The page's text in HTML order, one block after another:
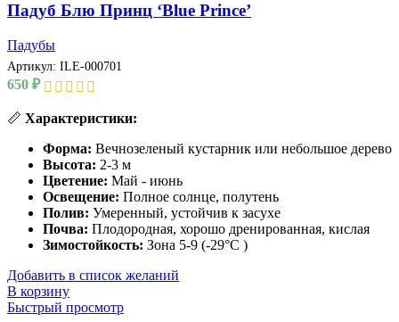
Падуб Блю Принц ‘Blue Prince’
Падубы
Артикул: ILE-000701
650 ₽
📏 Характеристики:
Форма: Вечнозеленый кустарник или небольшое дерево
Высота: 2-3 м
Цветение: Май - июнь
Освещение: Полное солнце, полутень
Полив: Умеренный, устойчив к засухе
Почва: Плодородная, хорошо дренированная, кислая
Зимостойкость: Зона 5-9 (-29°C )
Добавить в список желаний
В корзину
Быстрый просмотр